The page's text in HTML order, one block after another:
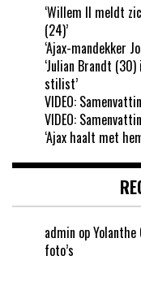
‘Willem II meldt
(24)’
‘Ajax-mandekker
‘Julian Brandt
stilist’
VIDEO:
VIDEO:
‘Ajax haalt met
admin opYolanthe
foto’s